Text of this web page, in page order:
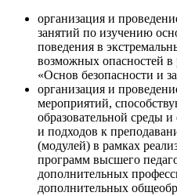
организация и
занятий по изучению
поведения в
возможных опасностей в
«Основ безопасности и
организация и
мероприятий,
образовательной среды
и подходов к
(модулей) в рамках
программ высшего
дополнительных
дополнительных